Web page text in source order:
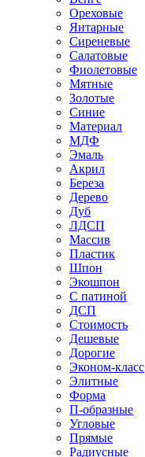
Ореховые
Янтарные
Сиреневые
Салатовые
Фиолетовые
Мятные
Золотые
Синие
Материал
МДФ
Эмаль
Акрил
Береза
Дерево
Дуб
ЛДСП
Массив
Пластик
Шпон
Экошпон
С патиной
ДСП
Стоимость
Дешевые
Дорогие
Эконом-класс
Элитные
Форма
П-образные
Угловые
Прямые
Радиусные